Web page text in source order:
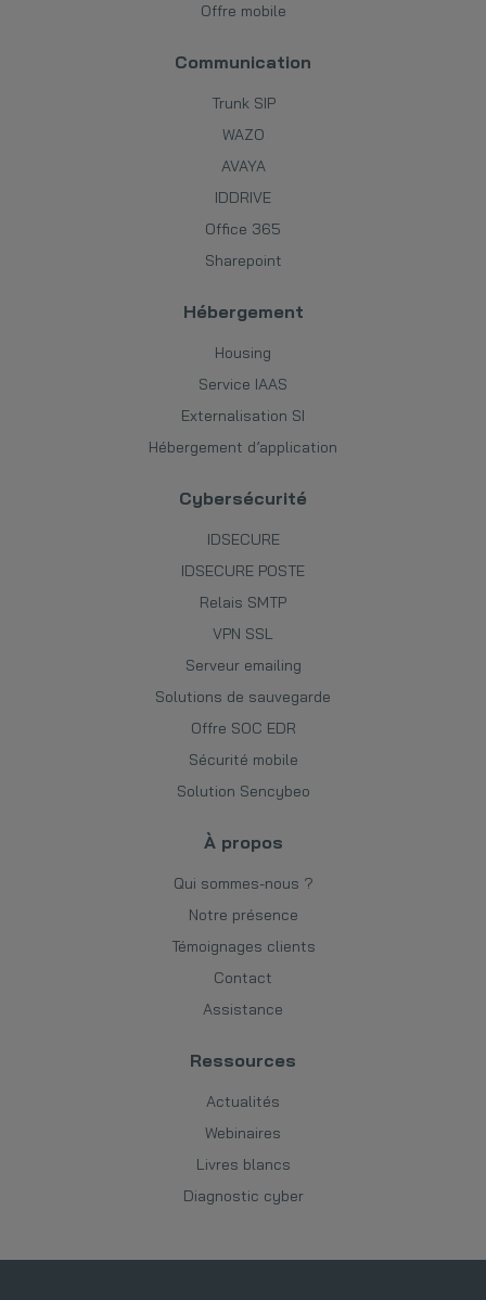
Offre mobile
Communication
Trunk SIP
WAZO
AVAYA
IDDRIVE
Office 365
Sharepoint
Hébergement
Housing
Service IAAS
Externalisation SI
Hébergement d’application
Cybersécurité
IDSECURE
IDSECURE POSTE
Relais SMTP
VPN SSL
Serveur emailing
Solutions de sauvegarde
Offre SOC EDR
Sécurité mobile
Solution Sencybeo
À propos
Qui sommes-nous ?
Notre présence
Témoignages clients
Contact
Assistance
Ressources
Actualités
Webinaires
Livres blancs
Diagnostic cyber